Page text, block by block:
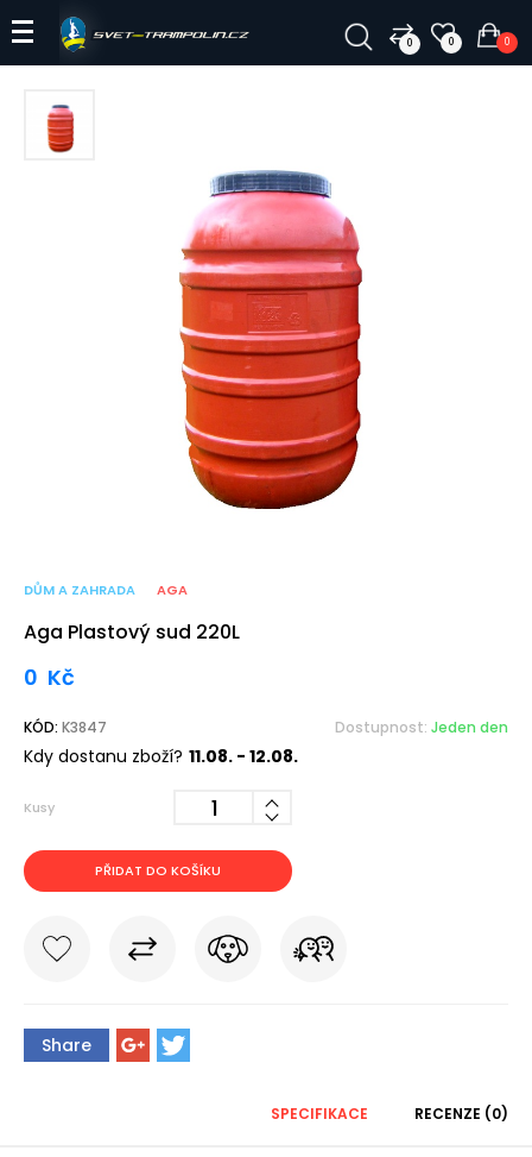
0 0 0
DŮM A ZAHRADA AGA
Aga Plastový sud 220L
0 Kč
KÓD: K3847 Dostupnost: Jeden den
Kdy dostanu zboží? 11.08. - 12.08.
Kusy
PŘIDAT DO KOŠÍKU
Share
SPECIFIKACE RECENZE (0)